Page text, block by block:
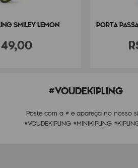
SMILEY LEMON
49,00
PORTA
#VOUDEKIPLING
Poste com a # e apareça no nosso
#VOUDEKIPLING #MINIKIPLING